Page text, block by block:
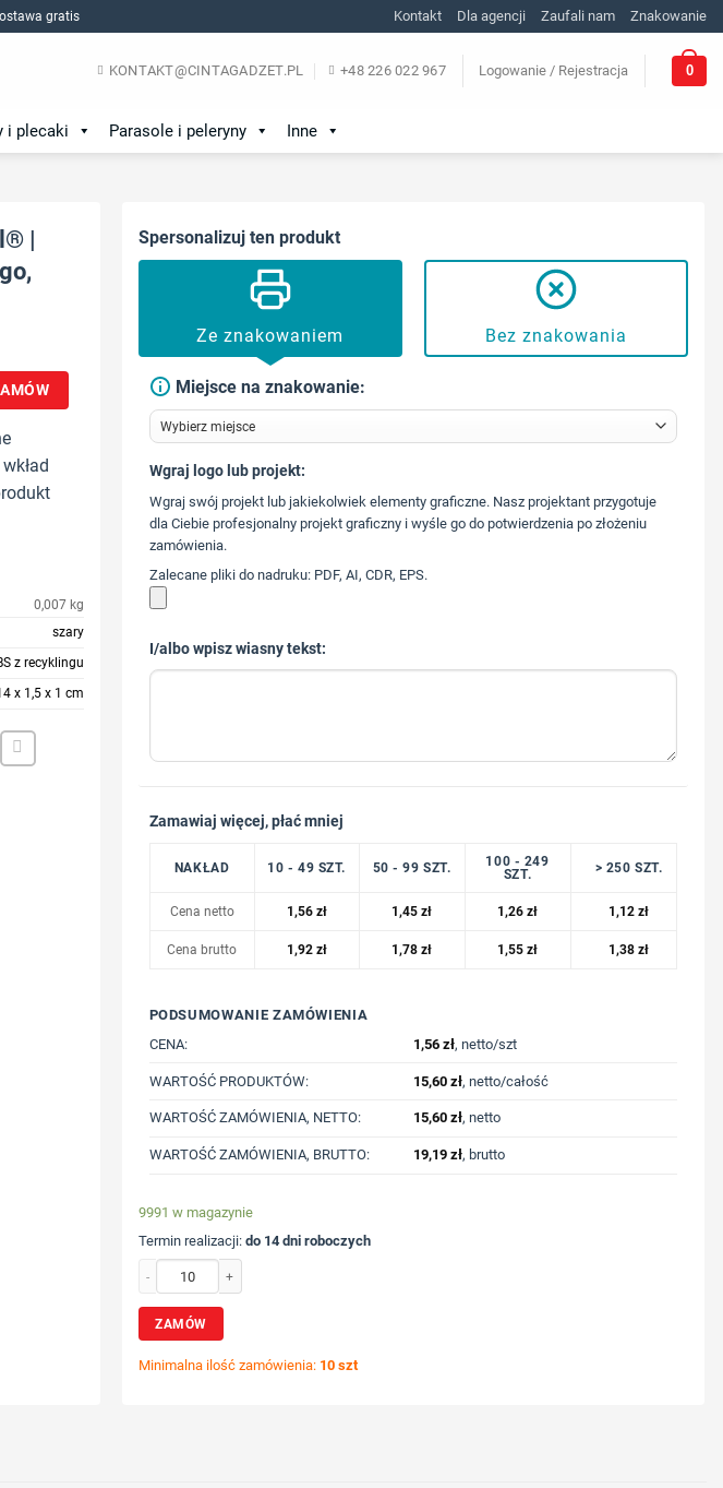
gratis Kontakt Dla agencji Zaufali nam Znakowanie
KONTAKT@CINTAGADZET.PL +48 226 022 967 Logowanie / Rejestracja 0
i plecaki Parasole i peleryny Inne
|
0,007 kg
szary
z recyklingu
x 1,5 x 1 cm
Spersonalizuj ten produkt
Ze znakowaniem Bez znakowania
Miejsce na znakowanie:
573 568 217
Wgraj logo lub projekt:
Wgraj swój projekt lub jakiekolwiek elementy graficzne. Nasz projektant przygotuje
dla Ciebie profesjonalny projekt graficzny i wyśle go do potwierdzenia po złożeniu
zamówienia.
Zalecane pliki do nadruku: PDF, AI, CDR, EPS.
I/albo wpisz wiasny tekst:
Zamawiaj więcej, płać mniej
NAKŁAD 10 - 49 SZT. 50 - 99 SZT.
100 - 249
SZT.
> 250 SZT.
Cena netto 1,56 zł 1,45zł 1,26zł 1,12zł
Cena brutto 1,92 zł 1,78zł 1,55zł 1,38zł
PODSUMOWANIE ZAMÓWIENIA
CENA:
1,56 zł, netto/szt
WARTOŚĆ PRODUKTÓW: 15,60 zł, netto/całość
WARTOŚĆ ZAMÓWIENIA, NETTO: 15,60 zł, netto
WARTOŚĆ ZAMÓWIENIA, BRUTTO: 19,19 zł, brutto
9991 w magazynie
Termin realizacji: do 14 dni roboczych
ZAMÓW
Minimalna ilość zamówienia: 10 szt